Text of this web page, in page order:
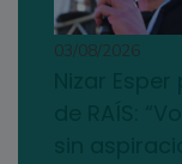
03/08/2026